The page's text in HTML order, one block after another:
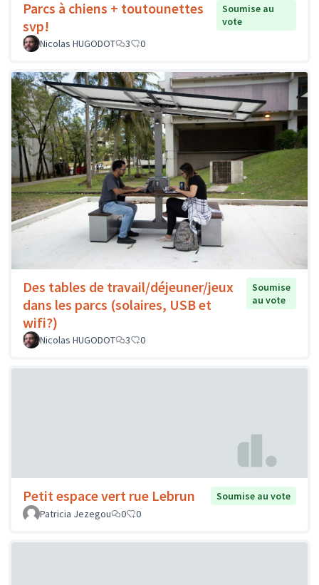
Parcs à chiens + toutounettes
svp!
Soumise au
vote
Nicolas HUGODOT
3 0
Des tables de travail/déjeuner/jeux
dans les parcs (solaires, USB et
wifi?)
Soumise
au vote
Nicolas HUGODOT 3 0
Petit espace vert rue Lebrun
Soumise au vote
Patricia Jezegou
0 0